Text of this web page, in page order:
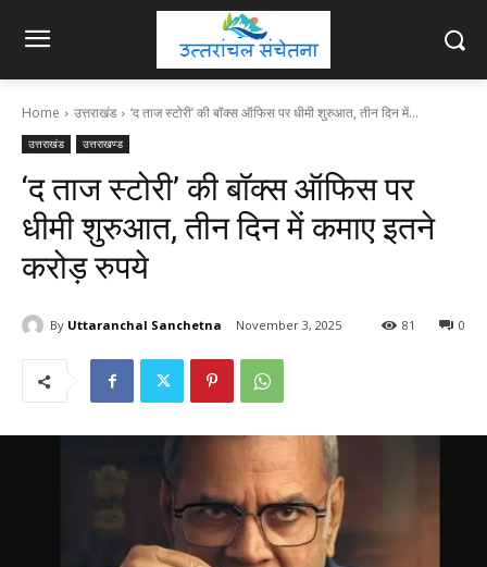
Home उत्तराखंड ‘द ताज स्टोरी’ की बॉक्स ऑफिस पर धीमी शुरुआत, तीन दिन में...
उत्तराखंड उत्तराखण्ड
‘द ताज स्टोरी’ की बॉक्स ऑफिस पर
धीमी शुरुआत, तीन दिन में कमाए इतने
करोड़ रुपये
By Uttaranchal Sanchetna November 3, 2025 0
81